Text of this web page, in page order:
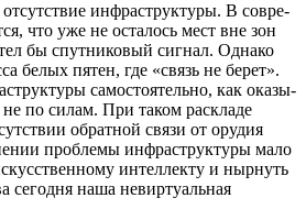
инфра­струк­ту­ры. В совре­
что уже не оста­лось мест вне зон
бы спут­ни­ко­вый сиг­нал. Одна­ко
белых пятен, где «связь не берет».
само­сто­я­тель­но, как ока­зы­
по силам. При таком рас­кла­де
обрат­ной свя­зи от ору­дия
про­бле­мы инфра­струк­ту­ры мало
интел­лек­ту и ныр­нуть
сего­дня наша невир­ту­аль­ная